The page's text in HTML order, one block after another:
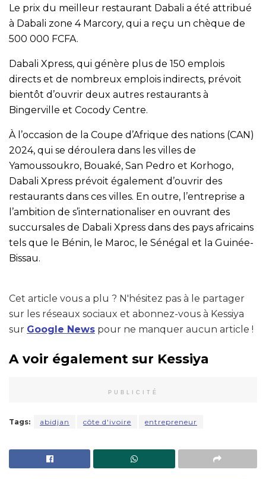
Le prix du meilleur restaurant Dabali a été attribué
à Dabali zone 4 Marcory, qui a reçu un chèque de
500 000 FCFA.
Dabali Xpress, qui génère plus de 150 emplois
directs et de nombreux emplois indirects, prévoit
bientôt d’ouvrir deux autres restaurants à
Bingerville et Cocody Centre.
À l’occasion de la Coupe d’Afrique des nations (CAN)
2024, qui se déroulera dans les villes de
Yamoussoukro, Bouaké, San Pedro et Korhogo,
Dabali Xpress prévoit également d’ouvrir des
restaurants dans ces villes. En outre, l’entreprise a
l’ambition de s’internationaliser en ouvrant des
succursales de Dabali Xpress dans des pays africains
tels que le Bénin, le Maroc, le Sénégal et la Guinée-
Bissau.
Cet article vous a plu ? N'hésitez pas à le partager
sur les réseaux sociaux et abonnez-vous à Kessiya
sur Google News pour ne manquer aucun article !
A voir également sur Kessiya
PUBLICITÉ
Tags: abidjan côte d'ivoire entrepreneur